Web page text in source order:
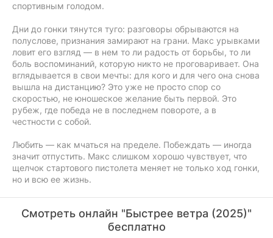
спортивным голодом.
Дни до гонки тянутся туго: разговоры обрываются на
полуслове, признания замирают на грани. Макс урывками
ловит его взгляд — в нем то ли радость от борьбы, то ли
боль воспоминаний, которую никто не проговаривает. Она
вглядывается в свои мечты: для кого и для чего она снова
вышла на дистанцию? Это уже не просто спор со
скоростью, не юношеское желание быть первой. Это
рубеж, где победа не в последнем повороте, а в
честности с собой.
Любить — как мчаться на пределе. Побеждать — иногда
значит отпустить. Макс слишком хорошо чувствует, что
щелчок стартового пистолета меняет не только ход гонки,
но и всю ее жизнь.
Смотреть онлайн "Быстрее ветра (2025)"
бесплатно